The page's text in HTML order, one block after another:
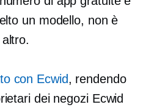
un modello, non è
con Ecwid, rendendo
dei negozi Ecwid